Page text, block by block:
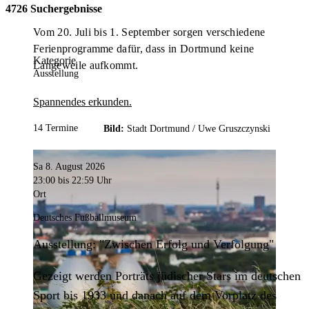
Vom 20. Juli bis 1. September sorgen verschiedene
Ferienprogramme dafür, dass in Dortmund keine
Langeweile aufkommt.
Spannendes erkunden.
Bild: Stadt Dortmund / Uwe Gruszczynski
4726 Suchergebnisse
Kategorie
Ausstellung
14 Termine
Sa 8. August 2026
23:00 bis 22:59 Uhr
Ort
Deutsches Fußballmuseum
Ausstellung: "Zwischen Erfolg und Verfolgung"
Gezeigt werden Porträts jüdischer Stars im deutschen
Sport bis 1933 und danach auf dem Vorplatz des